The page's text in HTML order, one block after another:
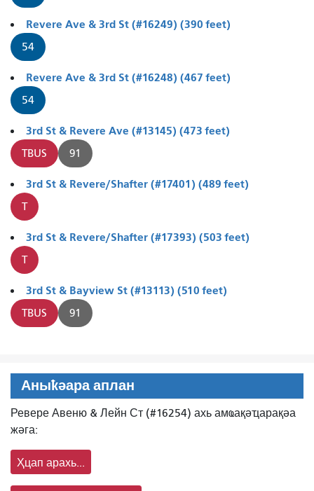
Revere Ave & 3rd St (#16249) (390 feet)
54
Revere Ave & 3rd St (#16248) (467 feet)
54
3rd St & Revere Ave (#13145) (473 feet)
TBUS 91
3rd St & Revere/Shafter (#17401) (489 feet)
T
3rd St & Revere/Shafter (#17393) (503 feet)
T
3rd St & Bayview St (#13113) (510 feet)
TBUS 91
Аныҟәара аплан
Ревере Авеню & Лейн Ст (#16254) ахь амҩақәҵарақәа
жәга:
Ҳцап арахь...